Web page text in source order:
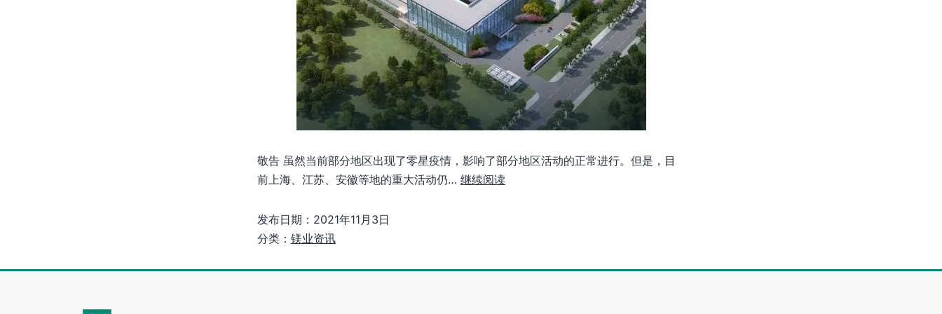
敬告 虽然当前部分地区出现了零星疫情，影响了部分地区活动的正常进行。但是，目
前上海、江苏、安徽等地的重大活动仍… 继续阅读
发布日期： 2021年11月3日
分类： 镁业资讯